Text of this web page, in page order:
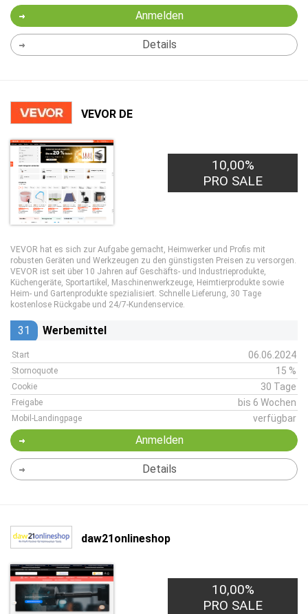
Anmelden
Details
VEVOR DE
10,00%
PRO SALE
VEVOR hat es sich zur Aufgabe gemacht, Heimwerker und Profis mit
robusten Geräten und Werkzeugen zu den günstigsten Preisen zu versorgen.
VEVOR ist seit über 10 Jahren auf Geschäfts- und Industrieprodukte,
Küchengeräte, Sportartikel, Maschinenwerkzeuge, Heimtierprodukte sowie
Heim- und Gartenprodukte spezialisiert. Schnelle Lieferung, 30 Tage
kostenlose Rückgabe und 24/7-Kundenservice.
31 Werbemittel
Start 06.06.2024
Stornoquote 15 %
Cookie 30 Tage
Freigabe bis 6 Wochen
Mobil-Landingpage verfügbar
Anmelden
Details
daw21onlineshop
10,00%
PRO SALE